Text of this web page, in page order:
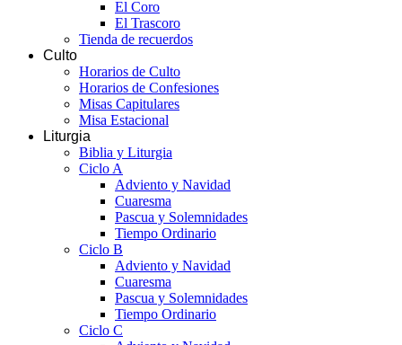
El Coro
El Trascoro
Tienda de recuerdos
Culto
Horarios de Culto
Horarios de Confesiones
Misas Capitulares
Misa Estacional
Liturgia
Biblia y Liturgia
Ciclo A
Adviento y Navidad
Cuaresma
Pascua y Solemnidades
Tiempo Ordinario
Ciclo B
Adviento y Navidad
Cuaresma
Pascua y Solemnidades
Tiempo Ordinario
Ciclo C